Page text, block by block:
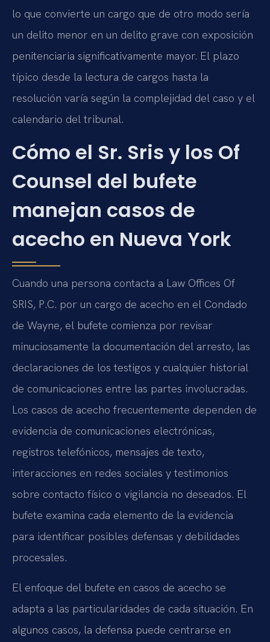
lo que convierte un cargo que de otro modo sería
un delito menor en un delito grave con exposición
penitenciaria significativamente mayor. El plazo
típico desde la lectura de cargos hasta la
resolución varía según la complejidad del caso y el
calendario del tribunal.
Cómo el Sr. Sris y los Of
Counsel del bufete
manejan casos de
acecho en Nueva York
Cuando una persona contacta a Law Offices Of
SRIS, P.C. por un cargo de acecho en el Condado
de Wayne, el bufete comienza por revisar
minuciosamente la documentación del arresto, las
declaraciones de los testigos y cualquier historial
de comunicaciones entre las partes involucradas.
Los casos de acecho frecuentemente dependen de
evidencia de comunicaciones electrónicas,
registros telefónicos, mensajes de texto,
interacciones en redes sociales y testimonios
sobre contacto físico o vigilancia no deseados. El
bufete examina cada elemento de la evidencia
para identificar posibles defensas y debilidades
procesales.
El enfoque del bufete en casos de acecho se
adapta a las particularidades de cada situación. En
algunos casos, la defensa puede centrarse en